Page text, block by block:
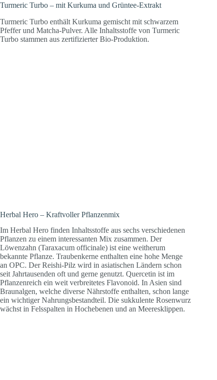
Turmeric Turbo – mit Kurkuma und Grüntee-Extrakt
Turmeric Turbo enthält Kurkuma gemischt mit schwarzem
Pfeffer und Matcha-Pulver. Alle Inhaltsstoffe von Turmeric
Turbo stammen aus zertifizierter Bio-Produktion.
Herbal Hero – Kraftvoller Pflanzenmix
Im Herbal Hero finden Inhaltsstoffe aus sechs verschiedenen
Pflanzen zu einem interessanten Mix zusammen. Der
Löwenzahn (Taraxacum officinale) ist eine weitherum
bekannte Pflanze. Traubenkerne enthalten eine hohe Menge
an OPC. Der Reishi-Pilz wird in asiatischen Ländern schon
seit Jahrtausenden oft und gerne genutzt. Quercetin ist im
Pflanzenreich ein weit verbreitetes Flavonoid. In Asien sind
Braunalgen, welche diverse Nährstoffe enthalten, schon lange
ein wichtiger Nahrungsbestandteil. Die sukkulente Rosenwurz
wächst in Felsspalten in Hochebenen und an Meeresklippen.